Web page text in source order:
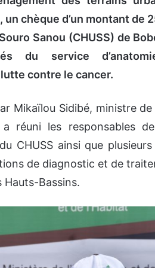
chèque d’un montant de
Sanou (CHUSS) de
du service
contre le cancer.
Mikaïlou Sidibé, ministre de
a réuni les responsables
CHUSS ainsi que
de diagnostic et de
Hauts-Bassins.